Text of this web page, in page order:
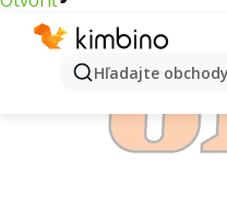
Hľadajte